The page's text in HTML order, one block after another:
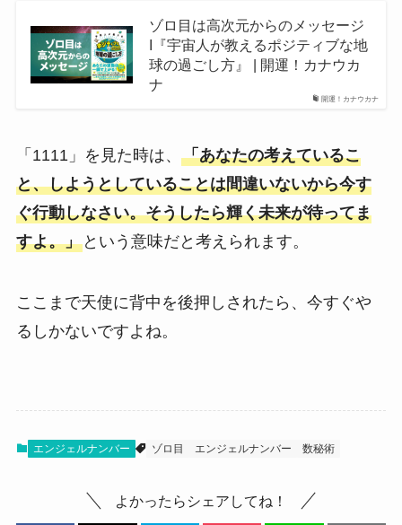
開運！カナウカナ
ゾロ目は高次元からのメッセージ
Ι『宇宙人が教えるポジティブな地
球の過ごし方』 | 開運！カナウカ
ナ
「1111」を見た時は、 「あなたの考えているこ
と、しようとしていることは間違いないから今す
ぐ行動しなさい。そうしたら輝く未来が待ってま
すよ。」という意味だと考えられます。
ここまで天使に背中を後押しされたら、今すぐや
るしかないですよね。
エンジェルナンバー ゾロ目 エンジェルナンバー 数秘術
よかったらシェアしてね！